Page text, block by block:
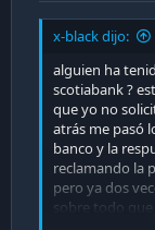
x-black dijo:
alguien ha
scotiabank ?
que yo no
atrás me pasó
banco y la
reclamando la
pero ya dos
sobre todo que